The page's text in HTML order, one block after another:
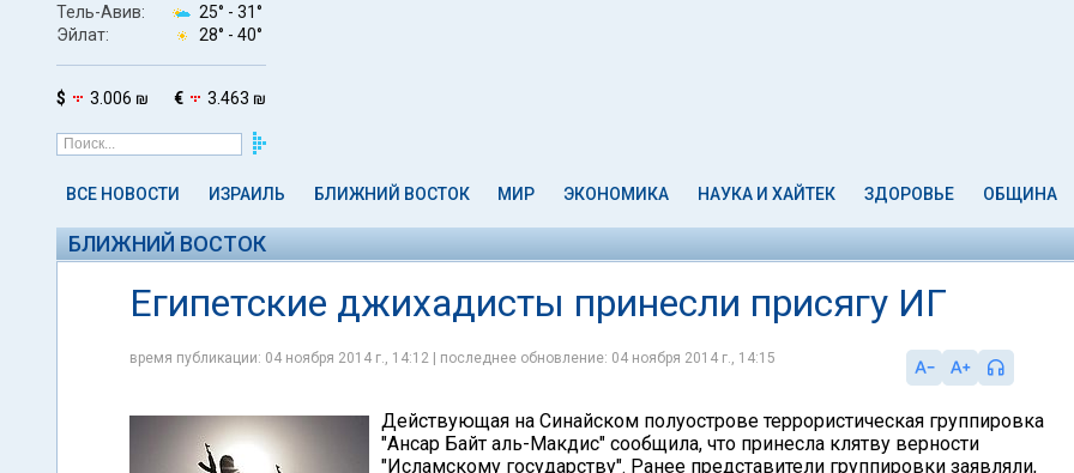
Тель-Авив:
25° - 31°
Эйлат:
28° - 40°
$ 3.006 ₪ € 3.463 ₪
ВСЕ НОВОСТИ ИЗРАИЛЬ БЛИЖНИЙ ВОСТОК МИР ЭКОНОМИКА НАУКА И ХАЙТЕК ЗДОРОВЬЕ ОБЩИНА
БЛИЖНИЙ ВОСТОК
Египетские джихадисты принесли присягу ИГ
время публикации: 04 ноября 2014 г., 14:12 | последнее обновление: 04 ноября 2014 г., 14:15
Действующая на Синайском полуострове террористическая группировка
"Ансар Байт аль-Макдис" сообщила, что принесла клятву верности
"Исламскому государству". Ранее представители группировки заявляли,